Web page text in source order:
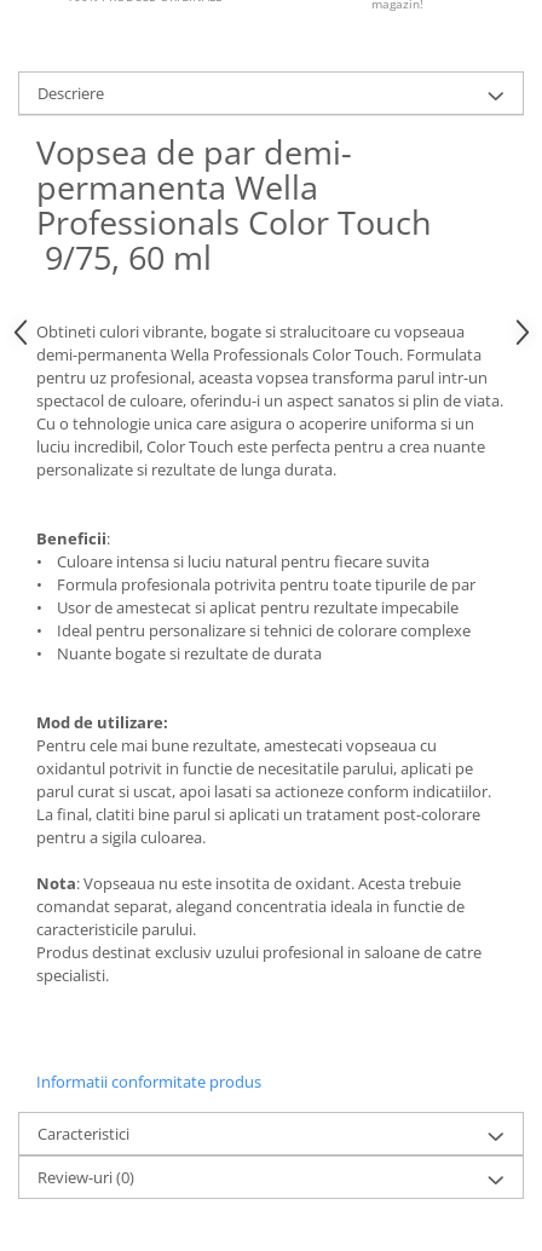
magazin!
Descriere
Vopsea de par demi-
permanenta Wella
Professionals Color Touch
9/75, 60 ml
Obtineti culori vibrante, bogate si stralucitoare cu vopseaua
demi-permanenta Wella Professionals Color Touch. Formulata
pentru uz profesional, aceasta vopsea transforma parul intr-un
spectacol de culoare, oferindu-i un aspect sanatos si plin de viata.
Cu o tehnologie unica care asigura o acoperire uniforma si un
luciu incredibil, Color Touch este perfecta pentru a crea nuante
personalizate si rezultate de lunga durata.
Beneficii:
• Culoare intensa si luciu natural pentru fiecare suvita
• Formula profesionala potrivita pentru toate tipurile de par
• Usor de amestecat si aplicat pentru rezultate impecabile
• Ideal pentru personalizare si tehnici de colorare complexe
• Nuante bogate si rezultate de durata
Mod de utilizare:
Pentru cele mai bune rezultate, amestecati vopseaua cu
oxidantul potrivit in functie de necesitatile parului, aplicati pe
parul curat si uscat, apoi lasati sa actioneze conform indicatiilor.
La final, clatiti bine parul si aplicati un tratament post-colorare
pentru a sigila culoarea.
Nota: Vopseaua nu este insotita de oxidant. Acesta trebuie
comandat separat, alegand concentratia ideala in functie de
caracteristicile parului.
Produs destinat exclusiv uzului profesional in saloane de catre
specialisti.
Informatii conformitate produs
Caracteristici
Review-uri(0)